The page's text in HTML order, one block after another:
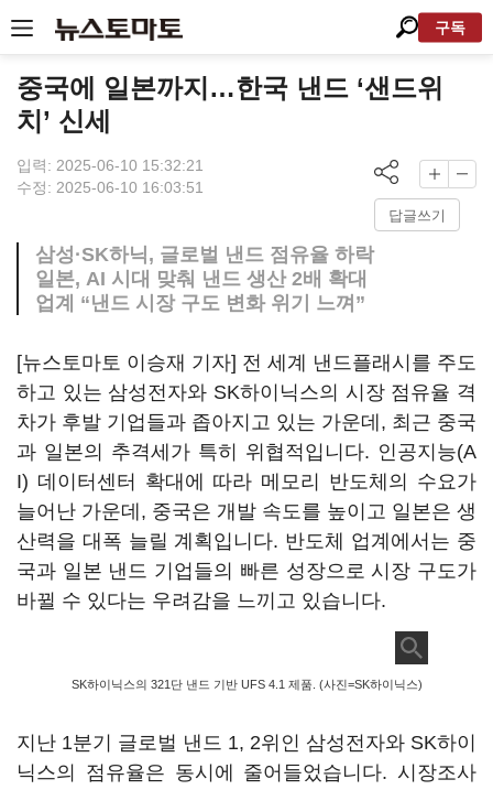
구독
중국에 일본까지…한국 낸드 ‘샌드위
치’ 신세
입력: 2025-06-10 15:32:21
수정: 2025-06-10 16:03:51
답글쓰기
삼성·SK하닉, 글로벌 낸드 점유율 하락
일본, AI 시대 맞춰 낸드 생산 2배 확대
업계 “낸드 시장 구도 변화 위기 느껴”
[뉴스토마토 이승재 기자] 전 세계 낸드플래시를 주도
하고 있는 삼성전자와 SK하이닉스의 시장 점유율 격
차가 후발 기업들과 좁아지고 있는 가운데, 최근 중국
과 일본의 추격세가 특히 위협적입니다. 인공지능(A
I) 데이터센터 확대에 따라 메모리 반도체의 수요가
늘어난 가운데, 중국은 개발 속도를 높이고 일본은 생
산력을 대폭 늘릴 계획입니다. 반도체 업계에서는 중
국과 일본 낸드 기업들의 빠른 성장으로 시장 구도가
바뀔 수 있다는 우려감을 느끼고 있습니다.
SK하이닉스의 321단 낸드 기반 UFS 4.1 제품. (사진=SK하이닉스)
지난 1분기 글로벌 낸드 1, 2위인 삼성전자와 SK하이
닉스의 점유율은 동시에 줄어들었습니다. 시장조사